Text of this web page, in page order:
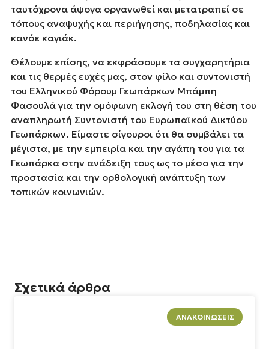
ταυτόχρονα άψογα οργανωθεί και μετατραπεί σε
τόπους αναψυχής και περιήγησης, ποδηλασίας και
κανόε καγιάκ.
Θέλουμε επίσης, να εκφράσουμε τα συγχαρητήρια
και τις θερμές ευχές μας, στον φίλο και συντονιστή
του Ελληνικού Φόρουμ Γεωπάρκων Μπάμπη
Φασουλά για την ομόφωνη εκλογή του στη θέση του
αναπληρωτή Συντονιστή του Ευρωπαϊκού Δικτύου
Γεωπάρκων. Είμαστε σίγουροι ότι θα συμβάλει τα
μέγιστα, με την εμπειρία και την αγάπη του για τα
Γεωπάρκα στην ανάδειξη τους ως το μέσο για την
προστασία και την ορθολογική ανάπτυξη των
τοπικών κοινωνιών.
Σχετικά άρθρα
ΑΝΑΚΟΙΝΏΣΕΙΣ